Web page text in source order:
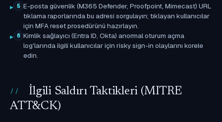
5 E-posta güvenlik (M365 Defender, Proofpoint, Mimecast) URL
tıklama raporlarında bu adresi sorgulayın; tıklayan kullanıcılar
için MFA reset prosedürünü hazırlayın.
6 Kimlik sağlayıcı (Entra ID, Okta) anormal oturum açma
log'larında ilgili kullanıcılar için risky sign-in olaylarını korele
edin.
İlgili Saldırı Taktikleri (MITRE
ATT&CK)